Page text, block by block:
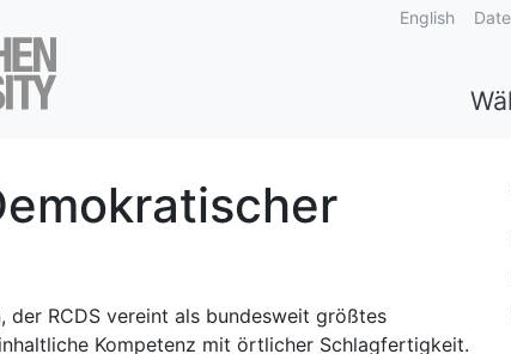
English
der RCDS vereint als bundesweit größtes
Kompetenz mit örtlicher Schlagfertigkeit.